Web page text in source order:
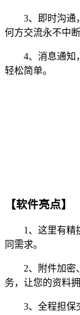
3、即时沟通，
何方交流永不中断
4、消息通知，
轻松简单。
【软件亮点】
1、这里有精挑
同需求。
2、附件加密、
务，让您的资料
3、全程担保交